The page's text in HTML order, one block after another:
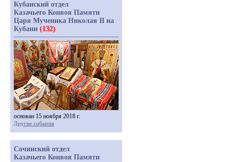
Кубанский отдел
Казачьего Конвоя Памяти
Царя Мученика Николая II на
Кубани (132)
основан 15 ноября 2018 г.
Другие события
Сочинский отдел
Казачьего Конвоя Памяти